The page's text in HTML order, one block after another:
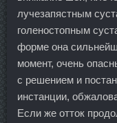
лучезапястным
голеностопным
форме она
момент, очень
с решением и
инстанции,
Если же отток